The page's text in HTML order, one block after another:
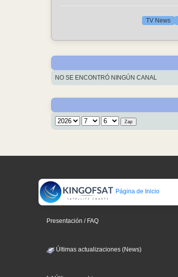
TV News
NO SE ENCONTRÓ NINGÚN CANAL
Página de Inicio
Presentación / FAQ
Últimas actualizaciones (News)